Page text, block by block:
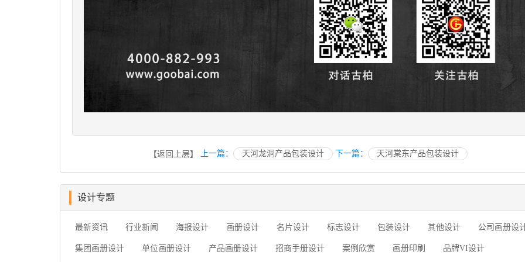
【返回上层】 上一篇： 天河龙洞产品包装设计 下一篇： 天河棠东产品包装设计
设计专题
最新资讯 行业新闻 海报设计 画册设计 名片设计 标志设计 包装设计 其他设计 公司画册设
集团画册设计 单位画册设计 产品画册设计 招商手册设计 案例欣赏 画册印刷 品牌VI设计